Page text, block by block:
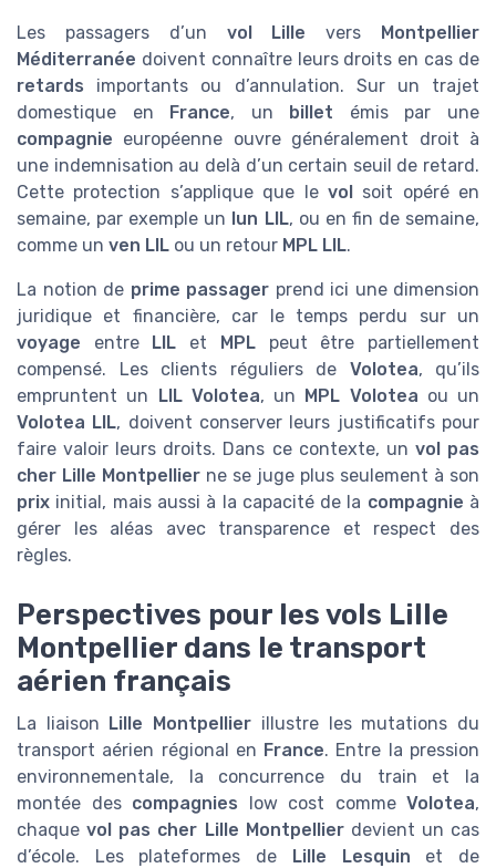
Les passagers d’un vol Lille vers Montpellier
Méditerranée doivent connaître leurs droits en cas de
retards importants ou d’annulation. Sur un trajet
domestique en France, un billet émis par une
compagnie européenne ouvre généralement droit à
une indemnisation au delà d’un certain seuil de retard.
Cette protection s’applique que le volsoit opéré en
semaine, par exemple un lun LIL, ou en fin de semaine,
comme un ven LIL ou un retour MPL LIL.
La notion de prime passager prend ici une dimension
juridique et financière, car le temps perdu sur un
voyage entre LIL et MPLpeut être partiellement
compensé. Les clients réguliers de Volotea, qu’ils
empruntent un LIL Volotea, un MPL Volotea ou un
Volotea LIL, doivent conserver leurs justificatifs pour
faire valoir leurs droits. Dans ce contexte, un vol pas
cher Lille Montpellier ne se juge plus seulement à son
prix initial, mais aussi à la capacité de la compagnie à
gérer les aléas avec transparence et respect des
règles.
Perspectives pour les vols Lille
Montpellier dans le transport
aérien français
La liaison Lille Montpellier illustre les mutations du
transport aérien régional en France. Entre la pression
environnementale, la concurrence du train et la
montée des compagnies low cost comme Volotea,
chaquevol pas cher Lille Montpellierdevient un cas
d’école. Les plateformes de Lille Lesquin et de